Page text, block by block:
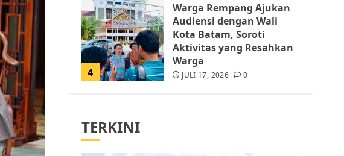
4
Warga Rempang Ajukan
Audiensi dengan Wali
Kota Batam, Soroti
Aktivitas yang Resahkan
Warga
JULI 17, 2026 0
TERKINI